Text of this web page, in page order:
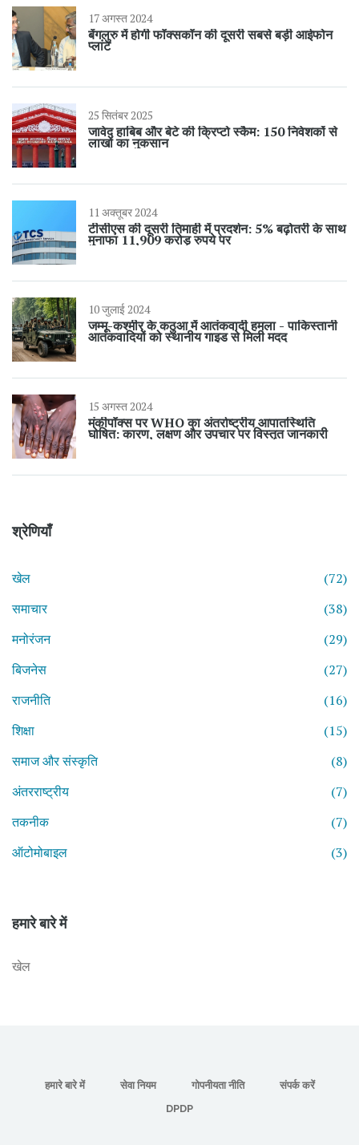
17 अगस्त 2024
बेंगलुरु में होगी फॉक्सकॉन की दूसरी सबसे बड़ी आईफोन
प्लांट
25 सितंबर 2025
जावेद हाबिब और बेटे की क्रिप्टो स्कैम: 150 निवेशकों से
लाखों का नुकसान
11 अक्तूबर 2024
टीसीएस की दूसरी तिमाही में प्रदर्शन: 5% बढ़ोतरी के साथ
मुनाफा 11,909 करोड़ रुपये पर
10 जुलाई 2024
जम्मू-कश्मीर के कठुआ में आतंकवादी हमला - पाकिस्तानी
आतंकवादियों को स्थानीय गाइड से मिली मदद
15 अगस्त 2024
मंकीपॉक्स पर WHO का अंतर्राष्ट्रीय आपातस्थिति
घोषित: कारण, लक्षण और उपचार पर विस्तृत जानकारी
श्रेणियाँ
खेल
(72)
समाचार
(38)
मनोरंजन
(29)
बिजनेस
(27)
राजनीति
(16)
शिक्षा
(15)
समाज और संस्कृति
(8)
अंतरराष्ट्रीय
(7)
तकनीक
(7)
ऑटोमोबाइल
(3)
हमारे बारे में
खेल
हमारे बारे में सेवा नियम गोपनीयता नीति
संपर्क करें
DPDP